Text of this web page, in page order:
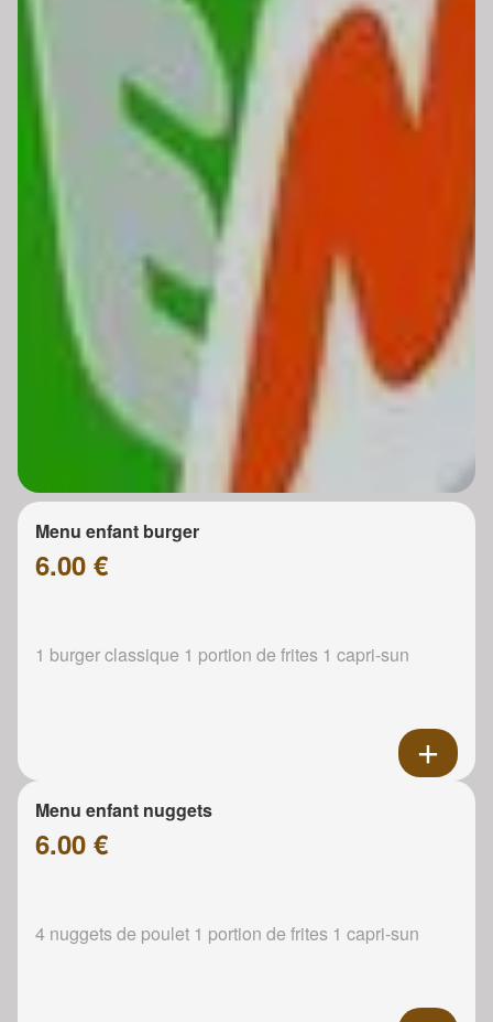
Menu enfant burger
6.00 €
1 burger classique 1 portion de frites 1 capri-sun
Menu enfant nuggets
6.00 €
4 nuggets de poulet 1 portion de frites 1 capri-sun